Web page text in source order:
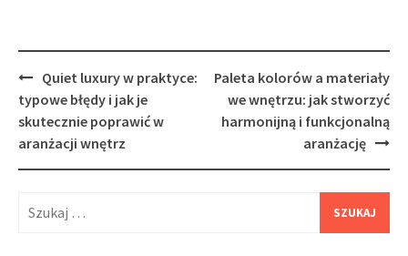
Post
navigation
Quiet luxury w praktyce:
typowe błędy i jak je
skutecznie poprawić w
aranżacji wnętrz
Paleta kolorów a materiały
we wnętrzu: jak stworzyć
harmonijną i funkcjonalną
aranżację